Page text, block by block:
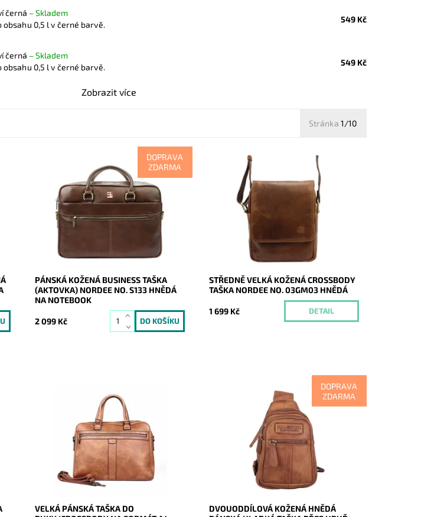
černá –Skladem
obsahu 0,5 l v černé barvě.
549 Kč
černá –Skladem
obsahu 0,5 l v černé barvě.
549 Kč
Zobrazit více
Stránka 1/10
DOPRAVA
ZDARMA
Praktická kožená pánská hnědá aktovka
v ideální velikosti na formát A4 a na
notebook značky Nordee.
Dostupnost:
17062
Záruka:
PÁNSKÁ KOŽENÁ BUSINESS TAŠKA
(AKTOVKA) NORDEE NO. S133 HNĚDÁ
NA NOTEBOOK
2 099 Kč
Moderní hladká kožená pánská
crossbody oblíbené značky Nordee.
Dostupnost:
nedostupné
2 roky
STŘEDNĚ VELKÁ KOŽENÁ CROSSBODY
TAŠKA NORDEE NO. 03GM03 HNĚDÁ
1 699 Kč DETAIL
Velká hnědá pánská brašna (aktovka)
do ruky značky Maria C. na formát A4.
Dostupnost:
Skladem
17000
Maria C.
2 roky
VELKÁ PÁNSKÁ TAŠKA DO
DOPRAVA
ZDARMA
Kvalitní kožená hnědá pánská taška Bull
Burry, která je rozdělena na dva
samostatné oddíly.
Dostupnost:
Skladem
21124
Bull Burry
2 roky
DVOUODDÍLOVÁ KOŽENÁ HNĚDÁ